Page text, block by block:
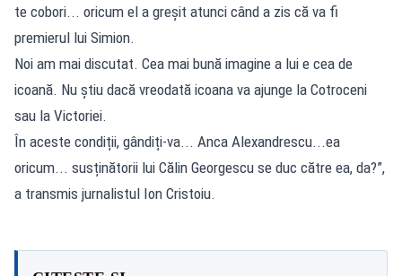
te cobori... oricum el a greșit atunci când a zis că va fi
premierul lui Simion.
Noi am mai discutat. Cea mai bună imagine a lui e cea de
icoană. Nu știu dacă vreodată icoana va ajunge la Cotroceni
sau la Victoriei.
În aceste condiții, gândiți-va... Anca Alexandrescu...ea
oricum... susținătorii lui Călin Georgescu se duc către ea, da?”,
a transmis jurnalistul Ion Cristoiu.